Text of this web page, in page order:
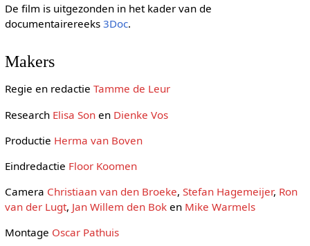
De film is uitgezonden in het kader van de
documentairereeks 3Doc.
Makers
Regie en redactie Tamme de Leur
Research Elisa Sonen Dienke Vos
Productie Herma van Boven
Eindredactie Floor Koomen
Camera Christiaan van den Broeke, Stefan Hagemeijer, Ron
van der Lugt, Jan Willem den Boken Mike Warmels
Montage Oscar Pathuis